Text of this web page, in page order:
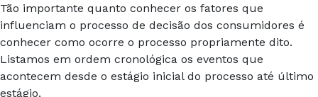
Tão importante quanto conhecer os fatores que
influenciam o processo de decisão dos consumidores é
conhecer como ocorre o processo propriamente dito.
Listamos em ordem cronológica os eventos que
acontecem desde o estágio inicial do processo até último
estágio.